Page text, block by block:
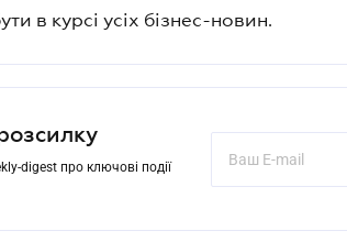
в курсі усіх бізнес-новин.
digest про ключові події